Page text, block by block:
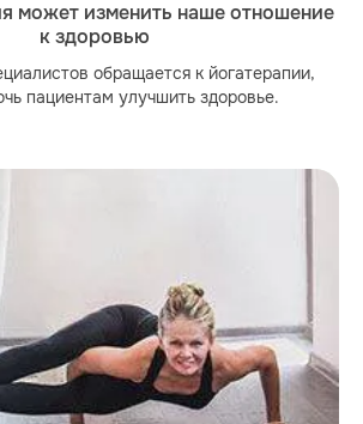
может изменить наше отношение
к здоровью
обращается к йогатерапии,
пациентам улучшить здоровье.